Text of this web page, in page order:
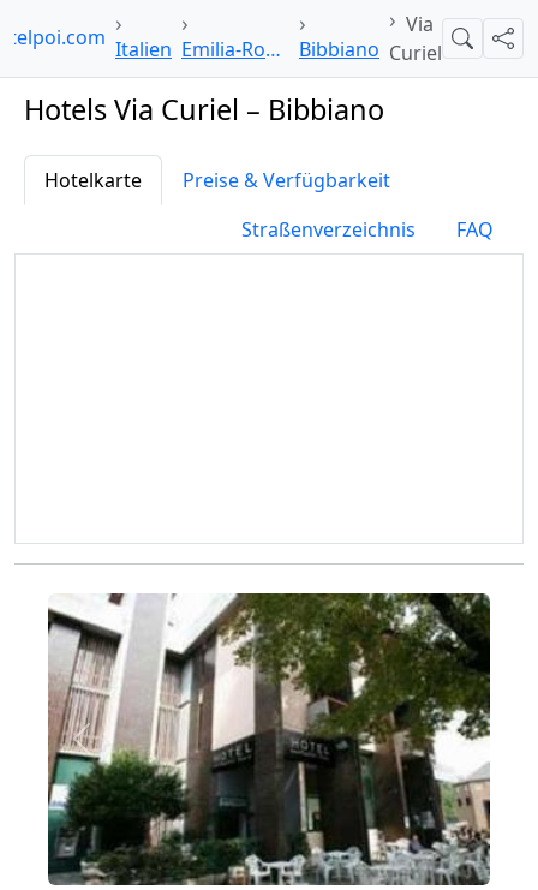
Italien Emilia-Romagna Bibbiano
Via
Curiel
Suche
Hotels Via Curiel – Bibbiano
Hotelkarte
Preise & Verfügbarkeit
Straßenverzeichnis
FAQ
Zurück